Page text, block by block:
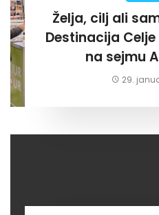
Želja, cilj ali
Destinacija Celje
na sejmu
29.